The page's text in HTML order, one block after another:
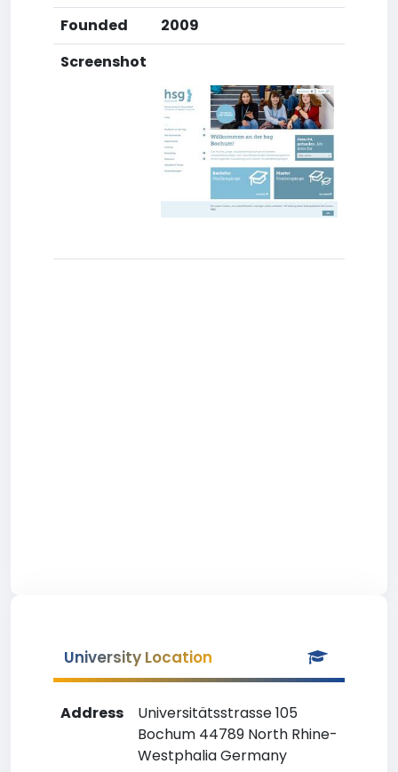
Founded
2009
Screenshot
University Location
Address
Universitätsstrasse 105
Bochum 44789 North Rhine-
Westphalia Germany